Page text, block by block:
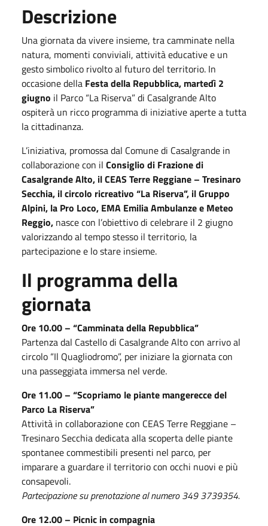
Descrizione
Una giornata da vivere insieme, tra camminate nella
natura, momenti conviviali, attività educative e un
gesto simbolico rivolto al futuro del territorio. In
occasione della Festa della Repubblica, martedì 2
giugno il Parco “La Riserva” di Casalgrande Alto
ospiterà un ricco programma di iniziative aperte a tutta
la cittadinanza.
L’iniziativa, promossa dal Comune di Casalgrande in
collaborazione con il Consiglio di Frazione di
Casalgrande Alto, il CEAS Terre Reggiane – Tresinaro
Secchia, il circolo ricreativo “La Riserva”, il Gruppo
Alpini, la Pro Loco, EMA Emilia Ambulanze e Meteo
Reggio, nasce con l’obiettivo di celebrare il 2 giugno
valorizzando al tempo stesso il territorio, la
partecipazione e lo stare insieme.
Il programma della
giornata
Ore 10.00 – “Camminata della Repubblica”
Partenza dal Castello di Casalgrande Alto con arrivo al
circolo “Il Quagliodromo”, per iniziare la giornata con
una passeggiata immersa nel verde.
Ore 11.00 – “Scopriamo le piante mangerecce del
Parco La Riserva”
Attività in collaborazione con CEAS Terre Reggiane –
Tresinaro Secchia dedicata alla scoperta delle piante
spontanee commestibili presenti nel parco, per
imparare a guardare il territorio con occhi nuovi e più
consapevoli.
Partecipazione su prenotazione al numero 349 3739354.
Ore 12.00 – Picnic in compagnia